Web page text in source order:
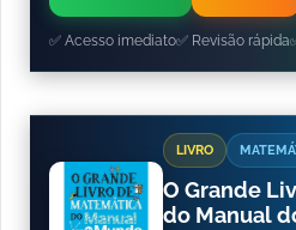
✅ Acesso imediato✅ Revisão rápida
LIVRO
O Grande
do Manual